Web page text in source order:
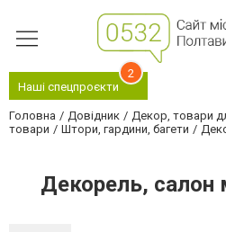
Наші спецпроєкти
2
Головна Довідник
Декор, товари
товари
Штори, гардини, багети
Декорель, салон